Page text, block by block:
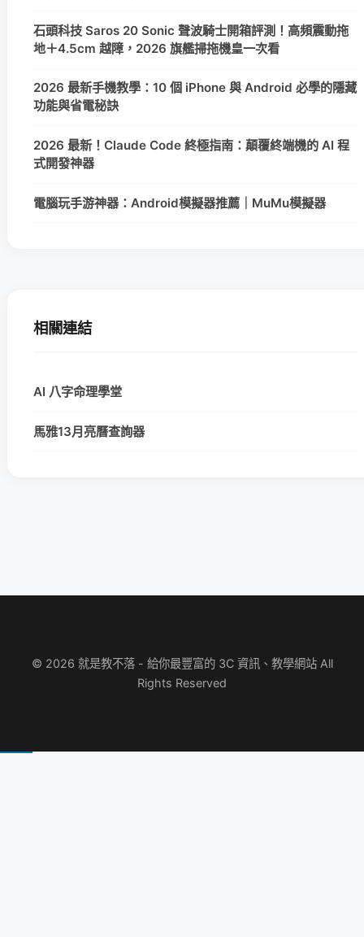
石頭科技 Saros 20 Sonic 聲波騎士開箱評測！高頻震動拖
地＋4.5cm 越障，2026 旗艦掃拖機皇一次看
2026 最新手機教學：10 個 iPhone 與 Android 必學的隱藏
功能與省電秘訣
2026 最新！Claude Code 終極指南：顛覆終端機的 AI 程
式開發神器
電腦玩手游神器：Android模擬器推薦｜MuMu模擬器
相關連結
AI 八字命理學堂
馬雅13月亮曆查詢器
© 2026 就是教不落 - 給你最豐富的 3C 資訊、教學網站 All
Rights Reserved